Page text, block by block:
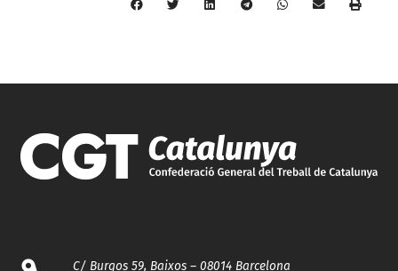
C/ Burgos 59, Baixos – 08014 Barcelona